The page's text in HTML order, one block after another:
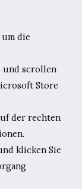
die
und scrollen
Store
der rechten
klicken Sie